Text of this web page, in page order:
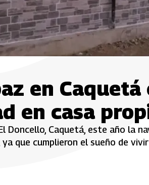
en
en casa
Doncello, Caquetá, este año la
que cumplieron el sueño de